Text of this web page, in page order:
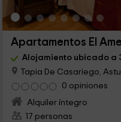
Apartamentos El
Alojamiento ubicado a
Tapia De Casariego,
0 opiniones
Alquiler íntegro
17 personas